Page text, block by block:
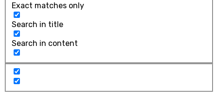
Exact matches only
Search in title
Search in content